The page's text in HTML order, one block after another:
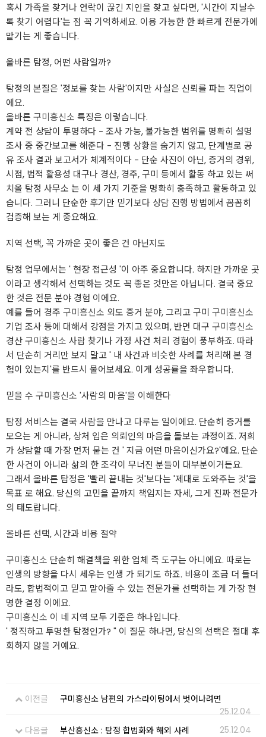
혹시 가족을 찾거나 연락이 끊긴 지인을 찾고 싶다면, '시간이 지날수
록 찾기 어렵다'는 점 꼭 기억하세요. 이용 가능한 한 빠르게 전문가에
맡기는 게 좋습니다.
올바른 탐정, 어떤 사람일까?
탐정의 본질은 '정보를 찾는 사람'이지만 사실은 신뢰를 파는 직업이
에요.
올바른 구미흥신소 특징은 이렇습니다.
계약 전 상담이 투명하다 - 조사 가능, 불가능한 범위를 명확히 설명
조사 중 중간보고를 해준다 - 진행 상황을 숨기지 않고, 단계별로 공
유 조사 결과 보고서가 체계적이다 - 단순 사진이 아닌, 증거의 경위,
시점, 법적 활용성 대구나 경산, 경주, 구미 등에서 활동 하고 있는 써
치올 탐정 사무소 는 이 세 가지 기준을 명확히 충족하고 활동하고 있
습니다. 그러니 단순한 후기만 믿기보다 상담 진행 방법에서 꼼꼼히
검증해 보는 게 중요해요.
지역 선택, 꼭 가까운 곳이 좋은 건 아닌지도
탐정 업무에서는 ' 현장 접근성 '이 아주 중요합니다. 하지만 가까운 곳
이라고 생각해서 선택하는 것도 꼭 좋은 것만은 아닙니다. 결국 중요
한 것은 전문 분야 경험 이에요.
예를 들어 경주 구미흥신소 외도 증거 분야, 그리고 구미 구미흥신소
기업 조사 등에 대해서 강점을 가지고 있으며, 반면 대구 구미흥신소
경산구미흥신소 사람 찾기나 가정 사건 처리 경험이 풍부하죠. 따라
서 단순히 거리만 보지 말고 ' 내 사건과 비슷한 사례를 처리해 본 경
험이 있는지'를 반드시 물어보세요. 이게 성공률을 좌우합니다.
믿을 수 구미흥신소 '사람의 마음'을 이해한다
탐정 서비스는 결국 사람을 만나고 다루는 일이에요. 단순히 증거를
모으는 게 아니라, 상처 입은 의뢰인의 마음을 돌보는 과정이죠. 저희
가 상담할 때 가장 먼저 묻는 건 ' 지금 어떤 마음이신가요?'예요. 단순
한 사건이 아니라 삶의 한 조각이 무너진 분들이 대부분이거든요.
그래서 올바른 탐정은 '빨리 끝내는 것'보다는 '제대로 도와주는 것'을
목표 로 해요. 당신의 고민을 끝까지 책임지는 자세, 그게 진짜 전문가
의 태도랍니다.
올바른 선택, 시간과 비용 절약
구미흥신소 단순히 해결책을 위한 업체 즉 도구는 아니에요. 따로는
인생의 방향을 다시 세우는 인생 가 되기도 하죠. 비용이 조금 더 들더
라도, 합법적이고 믿고 맡아줄 수 있는 전문가를 선택하는 게 가장 현
명한 결정 이에요.
구미흥신소 이 네 지역 모두 기준은 하나입니다.
' 정직하고 투명한 탐정인가? " 이 질문 하나면, 당신의 선택은 절대 후
회하지 않을 거예요.
이전글
구미흥신소 남편의 가스라이팅에서 벗어나려면
25.12.04
다음글
부산흥신소 : 탐정 합법화와 해외 사례 25.12.04